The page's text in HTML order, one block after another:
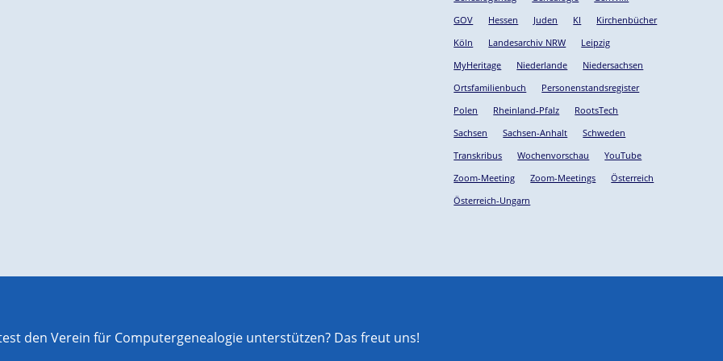
GOV
Hessen Juden KI
Kirchenbücher
Köln
Landesarchiv NRW
Leipzig
MyHeritage
Niederlande
Niedersachsen
Ortsfamilienbuch
Personenstandsregister
Polen
Rheinland-Pfalz
RootsTech
Sachsen
Sachsen-Anhalt
Schweden
Transkribus
Wochenvorschau
YouTube
Zoom-Meeting
Zoom-Meetings
Österreich
Österreich-Ungarn
den Verein für Computergenealogie unterstützen? Das freut uns!